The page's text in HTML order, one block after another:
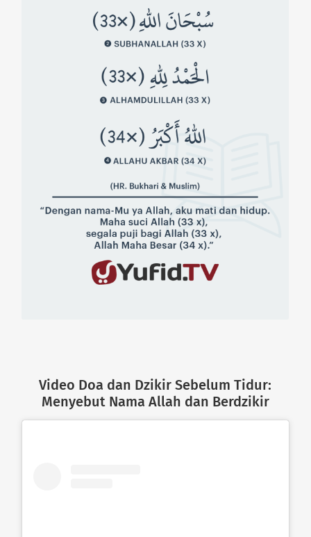
Video Doa dan Dzikir Sebelum Tidur:
Menyebut Nama Allah dan Berdzikir